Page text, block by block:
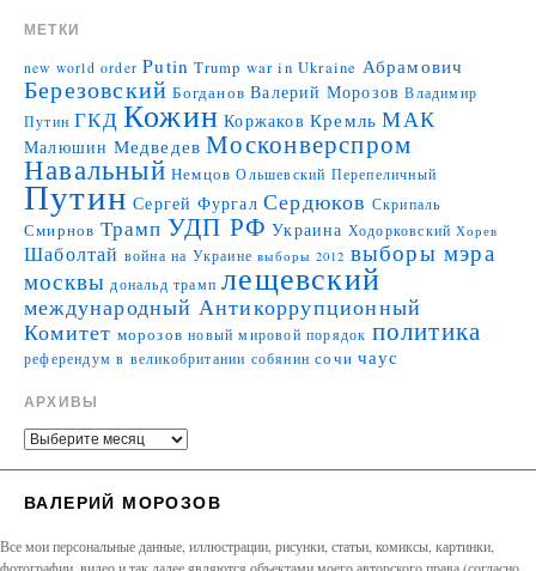
МЕТКИ
new world order Putin Trump war in Ukraine Абрамович
Березовский Богданов Валерий Морозов Владимир
Путин ГКД Кожин Коржаков Кремль МАК
Малюшин Медведев Москонверспром
Навальный Немцов Ольшевский Перепеличный
Путин Сергей Фургал Сердюков Скрипаль
Смирнов Трамп УДП РФ Украина Ходорковский Хорев
Шаболтай война на Украине выборы 2012 выборы мэра
москвы дональд трамп лещевский
международный Антикоррупционный
Комитет морозов новый мировой порядок политика
референдум в великобритании собянин сочи чаус
АРХИВЫ
ВАЛЕРИЙ МОРОЗОВ
Все мои персональные данные, иллюстрации, рисунки, статьи, комиксы, картинки,